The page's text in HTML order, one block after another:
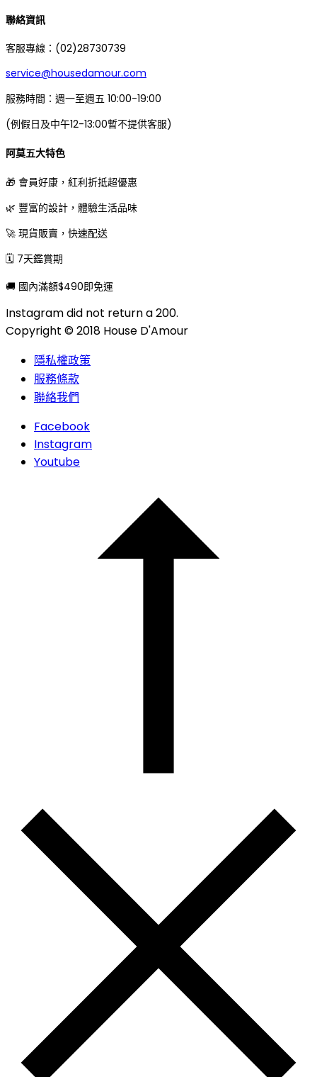
聯絡資訊
客服專線：(02)28730739
service@housedamour.com
服務時間：週一至週五 10:00-19:00
(例假日及中午12-13:00暫不提供客服)
阿莫五大特色
🎁 會員好康，紅利折抵超優惠
🌿 豐富的設計，體驗生活品味
🚀 現貨販賣，快速配送
🗓 7天鑑賞期
🚚 國內滿額$490即免運
Instagram did not return a 200.
Copyright © 2018 House D'Amour
隱私權政策
服務條款
聯絡我們
Facebook
Instagram
Youtube